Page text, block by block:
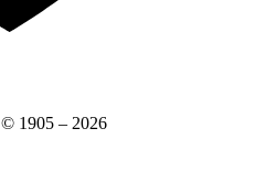
© 1905 – 2026